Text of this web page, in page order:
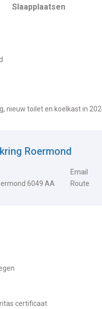
Slaapplaatsen
nieuw toilet en koelkast in
Roermond
Email
6049 AA Route
certificaat